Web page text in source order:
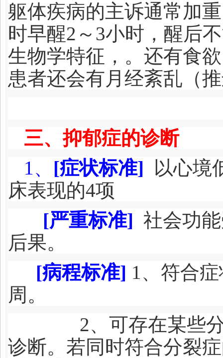
躯体疾病的主诉通常加
时早醒2～3小时，醒后
生物学特征，。还有食
患者还会有月经紊乱（
三、抑郁症的诊断
1、 [症状标准] 以心境
床表现的4项
[严重标准] 社会功
后果。
[病程标准] 1、符合
周。
2、可存在某些
诊断。若同时符合分裂